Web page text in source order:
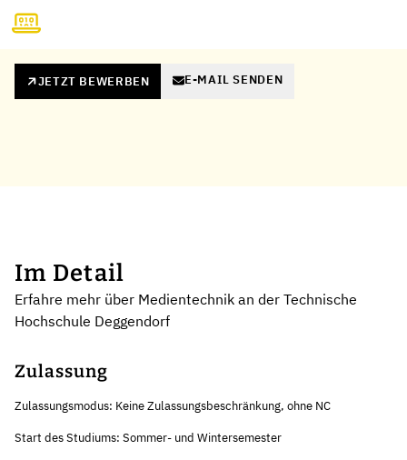
JETZT BEWERBEN E-MAIL SENDEN
Im Detail
Erfahre mehr über Medientechnik an der Technische
Hochschule Deggendorf
Zulassung
Zulassungsmodus: Keine Zulassungsbeschränkung, ohne NC
Start des Studiums: Sommer- und Wintersemester